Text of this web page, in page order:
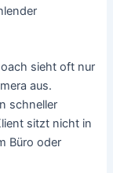
sieht oft nur
aus.
schneller
sitzt nicht in
Büro oder